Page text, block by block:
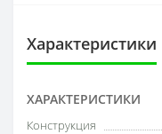
Характеристики
ХАРАКТЕРИСТИКИ
Конструкция